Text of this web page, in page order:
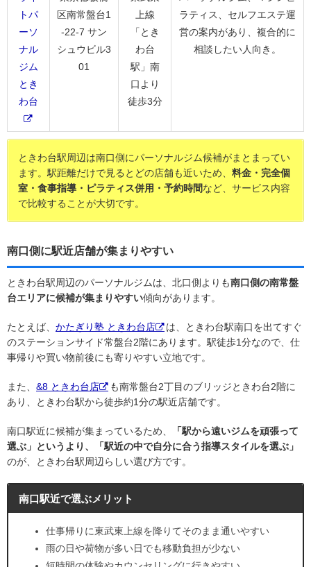
トパ
ーソ
ナル
ジム
とき
わ台
区南常盤台1
-22-7 サン
シュウビル3
01
上線
「とき
わ台
駅」南
口より
徒歩3分
ラティス、セルフエステ運
営の案内があり、複合的に
相談したい人向き。
ときわ台駅周辺は南口側にパーソナルジム候補がまとまってい
ます。駅距離だけで見るとどの店舗も近いため、 料金・完全個
室・食事指導・ピラティス併用・予約時間など、サービス内容
で比較することが大切です。
南口側に駅近店舗が集まりやすい
ときわ台駅周辺のパーソナルジムは、北口側よりも南口側の南常盤
台エリアに候補が集まりやすい傾向があります。
たとえば、 かたぎり塾 ときわ台店
は、ときわ台駅南口を出てすぐ
のステーションサイド常盤台2階にあります。駅徒歩1分なので、仕
事帰りや買い物前後にも寄りやすい立地です。
また、 &8 ときわ台店
も南常盤台2丁目のブリッジときわ台2階に
あり、ときわ台駅から徒歩約1分の駅近店舗です。
南口駅近に候補が集まっているため、
「駅から遠いジムを頑張って
選ぶ」というより、「駅近の中で自分に合う指導スタイルを選ぶ」
のが、ときわ台駅周辺らしい選び方です。
南口駅近で選ぶメリット
仕事帰りに東武東上線を降りてそのまま通いやすい
雨の日や荷物が多い日でも移動負担が少ない